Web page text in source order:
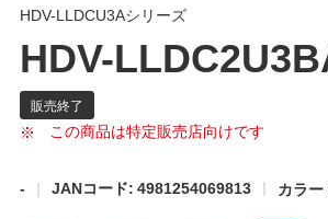
HDV-LLDCU3Aシリーズ
HDV-
この商品は特定販売店向けです
- JANコード: 4981254069813 カラー